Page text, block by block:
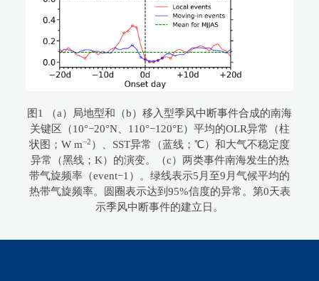
图1 （a）局地型和（b）移入型季风中断事件合成的南海
关键区（10°−20°N、110°−120°E）平均的OLR异常（柱
状图；W m−2 ）、SST异常（蓝线；℃）和大气不稳定度
异常（黑线；K）的演变。（c）两类事件南海发生的热
带气旋频率（event−1）。绿线表示5月至9月气候平均的
热带气旋频率。圆圈表示达到95%信度的异常。第0天表
示季风中断事件的建立日。